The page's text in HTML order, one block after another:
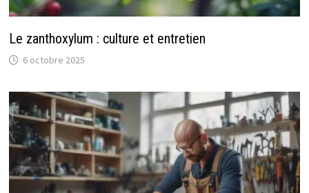
Le zanthoxylum : culture et entretien
6 octobre 2025